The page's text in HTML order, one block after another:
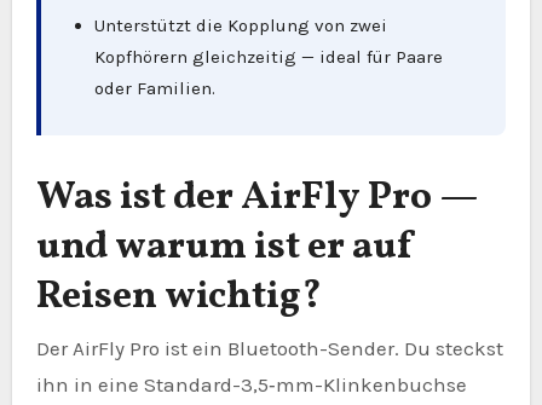
Unterstützt die Kopplung von zwei
Kopfhörern gleichzeitig — ideal für Paare
oder Familien.
Was ist der AirFly Pro —
und warum ist er auf
Reisen wichtig?
Der AirFly Pro ist ein Bluetooth-Sender. Du steckst
ihn in eine Standard-3,5‑mm-Klinkenbuchse